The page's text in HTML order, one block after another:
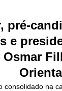
pré-
e
consolidado na